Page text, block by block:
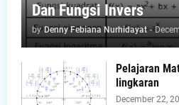
Dan Fungsi Invers
by Denny Febiana Nurhidayat -
Pelajaran
lingkaran
December 22,